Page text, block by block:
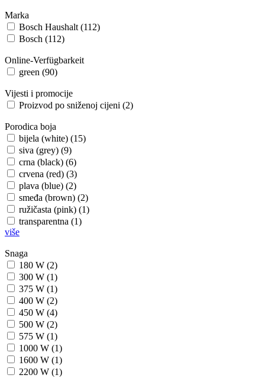
Marka
Bosch Haushalt (112)
Bosch (112)
Online-Verfügbarkeit
green (90)
Vijesti i promocije
Proizvod po sniženoj cijeni (2)
Porodica boja
bijela (white) (15)
siva (grey) (9)
crna (black) (6)
crvena (red) (3)
plava (blue) (2)
smeđa (brown) (2)
ružičasta (pink) (1)
transparentna (1)
više
Snaga
180 W (2)
300 W (1)
375 W (1)
400 W (2)
450 W (4)
500 W (2)
575 W (1)
1000 W (1)
1600 W (1)
2200 W (1)